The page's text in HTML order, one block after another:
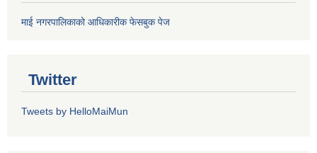
माई नगरपालिकाको आधिकारीक फेसबुक पेज
Twitter
Tweets by HelloMaiMun